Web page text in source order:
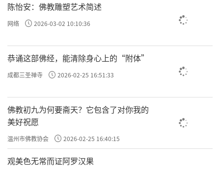
陈怡安：佛教雕塑艺术简述
网络 2026-03-02 10:10:36
恭诵这部佛经，能清除身心上的“附体”
成都三圣禅寺 2026-02-25 16:51:33
佛教初九为何要斋天？它包含了对你我的
美好祝愿
温州市佛教协会 2026-02-25 16:40:15
观美色无常而证阿罗汉果